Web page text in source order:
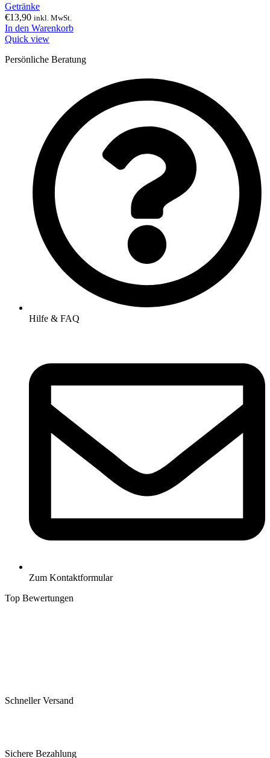
Getränke
€13,90 inkl. MwSt.
In den Warenkorb
Quick view
Persönliche Beratung
Hilfe & FAQ
Zum Kontaktformular
Top Bewertungen
Schneller Versand
Sichere Bezahlung